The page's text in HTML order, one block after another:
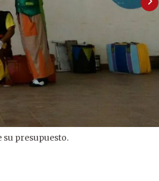
su presupuesto.